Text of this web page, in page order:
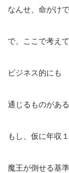
なんせ、命がけで
で、ここで考え
ビジネス的にも
通じるものがあ
もし、仮に年収
魔王が倒せる基